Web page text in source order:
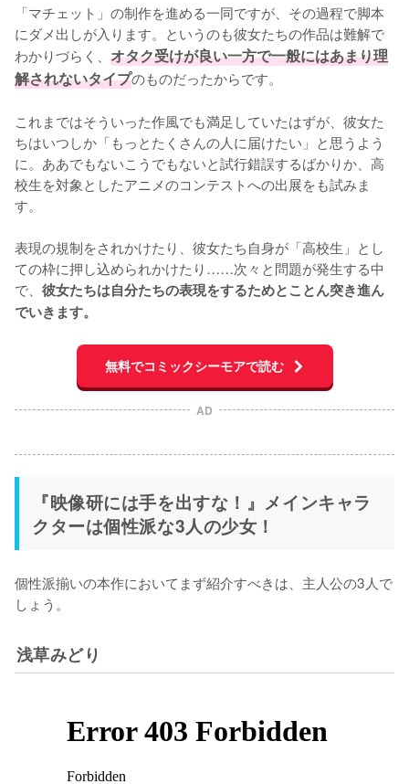
「マチェット」の制作を進める一同ですが、その過程で脚本
にダメ出しが入ります。というのも彼女たちの作品は難解で
わかりづらく、 オタク受けが良い一方で一般にはあまり理
解されないタイプのものだったからです。
これまではそういった作風でも満足していたはずが、彼女た
ちはいつしか「もっとたくさんの人に届けたい」と思うよう
に。ああでもないこうでもないと試行錯誤するばかりか、高
校生を対象としたアニメのコンテストへの出展をも試みま
す。
表現の規制をされかけたり、彼女たち自身が「高校生」とし
ての枠に押し込められかけたり……次々と問題が発生する中
で、 彼女たちは自分たちの表現をするためとことん突き進ん
でいきます。
無料でコミックシーモアで読む
AD
『映像研には手を出すな！』メインキャラ
クターは個性派な3人の少女！
個性派揃いの本作においてまず紹介すべきは、主人公の3人で
しょう。
浅草みどり